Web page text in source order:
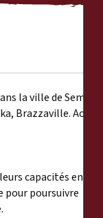
capacités en
pour poursuivre